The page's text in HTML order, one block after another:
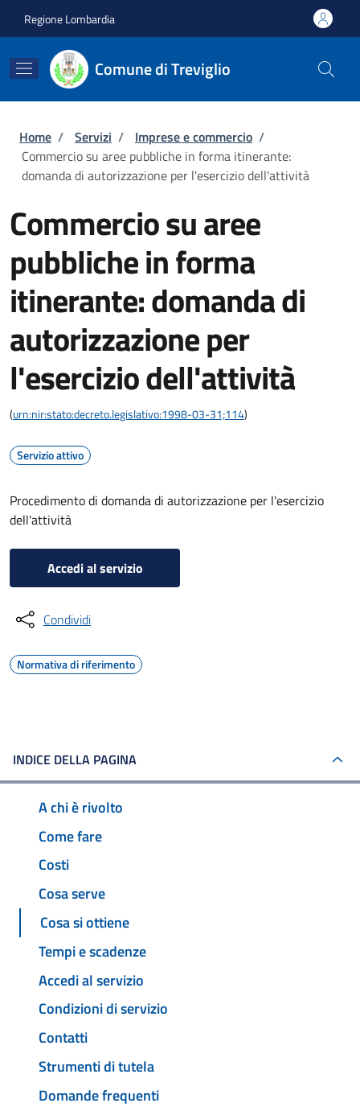
Regione Lombardia
Comune di Treviglio
Briciole di pane
Home / Servizi / Imprese e commercio /
Commercio su aree pubbliche in forma itinerante:
domanda di autorizzazione per l'esercizio dell'attività
Commercio su aree
pubbliche in forma
itinerante: domanda di
autorizzazione per
l'esercizio dell'attività
(urn:nir:stato:decreto.legislativo:1998-03-31;114)
Servizio attivo
Procedimento di domanda di autorizzazione per l'esercizio
dell'attività
Accedi al servizio
Condividi
Normativa di riferimento
INDICE DELLA PAGINA
A chi è rivolto
Come fare
Costi
Cosa serve
Cosa si ottiene
Tempi e scadenze
Accedi al servizio
Condizioni di servizio
Contatti
Strumenti di tutela
Domande frequenti